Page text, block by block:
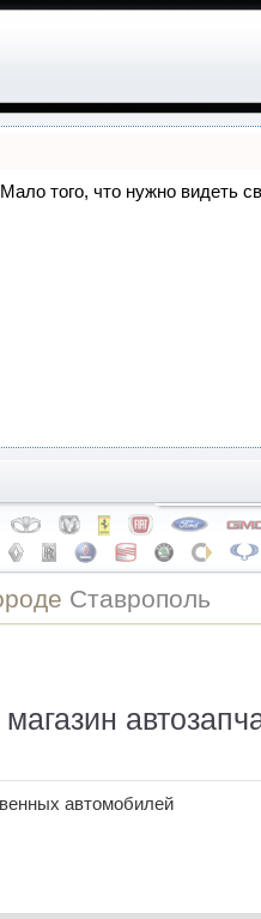
того, что нужно видеть
Ставрополь
автомобилей